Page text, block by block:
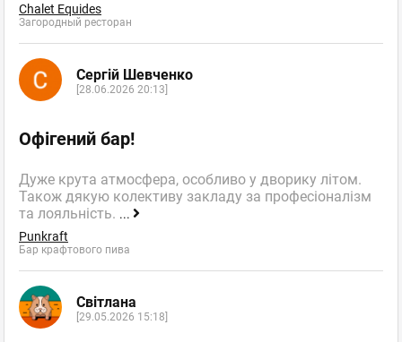
Chalet Equides
Загородный ресторан
Сергій Шевченко
[28.06.2026 20:13]
Офігений бар!
Дуже крута атмосфера, особливо у дворику літом.
Також дякую колективу закладу за професіоналізм
та лояльність. ...
Punkraft
Бар крафтового пива
Світлана
[29.05.2026 15:18]